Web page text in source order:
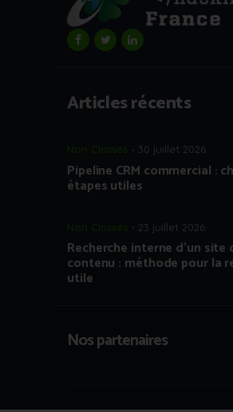
Articles récents
Non Classés 30 juillet 2026
Pipeline CRM commercial :
étapes utiles
Non Classés 23 juillet 2026
Recherche interne d’un site
contenu : méthode pour la
utile
Nos partenaires